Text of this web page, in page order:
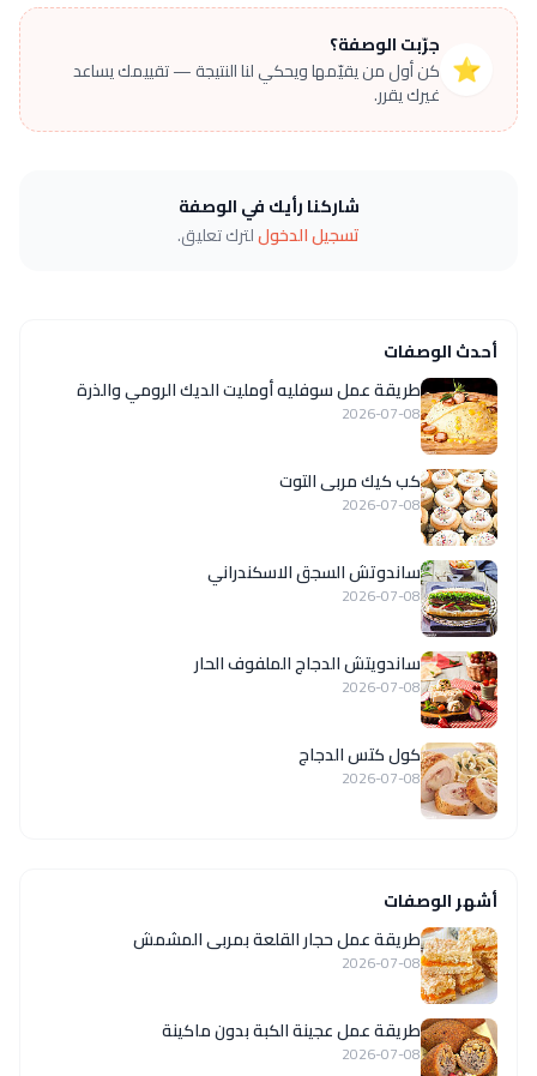
⭐
جرّبت الوصفة؟
كن أول من يقيّمها ويحكي لنا النتيجة — تقييمك يساعد
غيرك يقرر.
شاركنا رأيك في الوصفة
تسجيل الدخوللترك تعليق.
أحدث الوصفات
طريقة عمل سوفليه أومليت الديك الرومي والذرة
2026-07-08
كب كيك مربى التوت
2026-07-08
ساندوتش السجق الاسكندراني
2026-07-08
ساندويتش الدجاج الملفوف الحار
2026-07-08
كول كتس الدجاج
2026-07-08
أشهر الوصفات
طريقة عمل حجار القلعة بمربى المشمش
2026-07-08
طريقة عمل عجينة الكبة بدون ماكينة
2026-07-08